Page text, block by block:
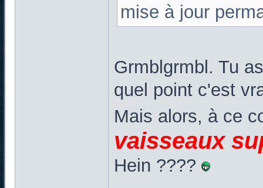
mise à jour
Grmblgrmbl. Tu
quel point c'est
Mais alors, à ce
vaisseaux
Hein ????